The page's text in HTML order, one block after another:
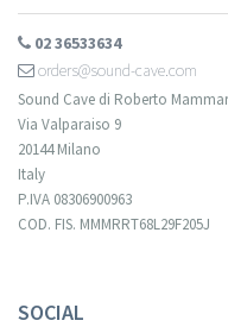
02 36533634
orders@sound-cave.com
Sound Cave di Roberto
Via Valparaiso 9
20144 Milano
Italy
P.IVA 08306900963
COD. FIS. MMMRRT68L29F205J
SOCIAL